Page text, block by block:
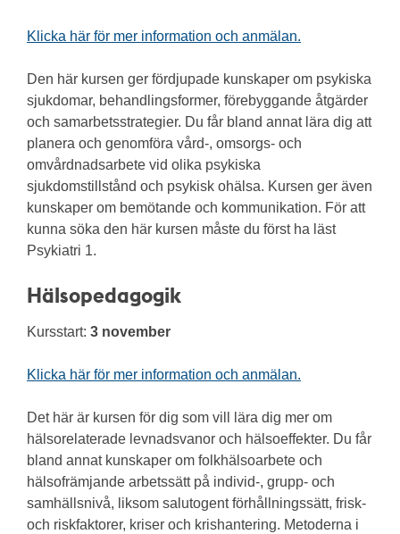
Klicka här för mer information och anmälan.
Den här kursen ger fördjupade kunskaper om psykiska
sjukdomar, behandlingsformer, förebyggande åtgärder
och samarbetsstrategier. Du får bland annat lära dig att
planera och genomföra vård-, omsorgs- och
omvårdnadsarbete vid olika psykiska
sjukdomstillstånd och psykisk ohälsa. Kursen ger även
kunskaper om bemötande och kommunikation. För att
kunna söka den här kursen måste du först ha läst
Psykiatri 1.
Hälsopedagogik
Kursstart: 3 november
Klicka här för mer information och anmälan.
Det här är kursen för dig som vill lära dig mer om
hälsorelaterade levnadsvanor och hälsoeffekter. Du får
bland annat kunskaper om folkhälsoarbete och
hälsofrämjande arbetssätt på individ-, grupp- och
samhällsnivå, liksom salutogent förhållningssätt, frisk-
och riskfaktorer, kriser och krishantering. Metoderna i